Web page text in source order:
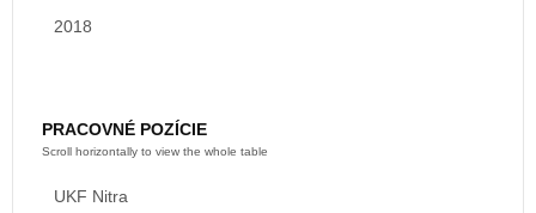
2018
PRACOVNÉ POZÍCIE
UKF Nitra